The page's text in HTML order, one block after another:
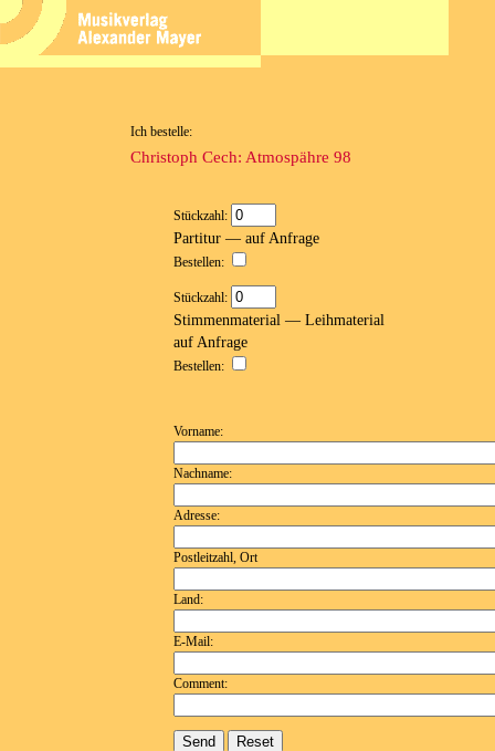
Ich bestelle:
Christoph Cech: Atmospähre 98
Stückzahl:
Partitur — auf Anfrage
Bestellen:
Stückzahl:
Stimmenmaterial — Leihmaterial
auf Anfrage
Bestellen:
Vorname:
Nachname:
Adresse:
Postleitzahl, Ort
Land:
E-Mail:
Comment: